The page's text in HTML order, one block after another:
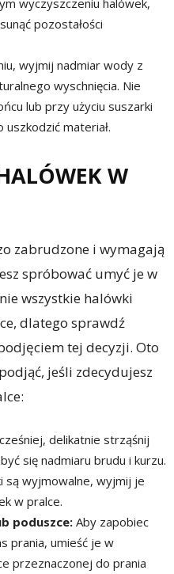
pozostałości
wyjmij nadmiar wody z
wyschnięcia. Nie
lub przy użyciu suszarki
materiał.
W
zabrudzone i wymagają
spróbować umyć je w
wszystkie halówki
dlatego sprawdź
tej decyzji. Oto
jeśli zdecydujesz
delikatnie strząśnij
się nadmiaru brudu i kurzu.
są wyjmowalne, wyjmij je
w pralce.
poduszce: Aby zapobiec
prania, umieść je w
przeznaczonej do prania